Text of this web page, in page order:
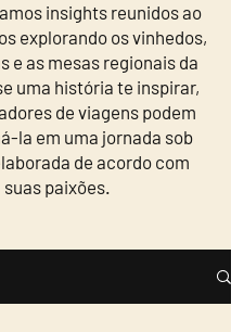
insights reunidos ao
explorando os vinhedos,
e as mesas regionais da
uma história te inspirar,
de viagens podem
la em uma jornada sob
de acordo com
suas paixões.